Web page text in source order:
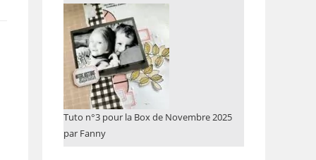
Tuto n°3 pour la Box de Novembre 2025
par Fanny